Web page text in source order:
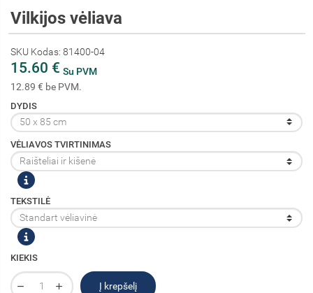
Vilkijos vėliava
SKU Kodas: 81400-04
15.60 € Su PVM
12.89 € be PVM.
DYDIS
VĖLIAVOS TVIRTINIMAS
TEKSTILĖ
KIEKIS
Į krepšelį